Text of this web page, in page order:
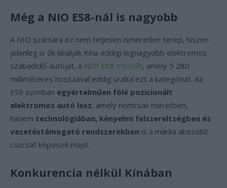
Még a NIO ES8-nál is nagyobb
A NIO számára ez nem teljesen ismeretlen terep, hiszen
jelenleg is ők kínálják Kína eddigi legnagyobb elektromos
szabadidő-autóját, a NIO ES8 modellt, amely 5 280
milliméteres hosszával eddig uralta ezt a kategóriát. Az
ES9 azonban egyértelműen fölé pozicionált
elektromos autó lesz, amely nemcsak méretben,
hanem technológiában, kényelmi felszereltségben és
vezetéstámogató rendszerekben is a márka abszolút
csúcsát képviseli majd.
Konkurencia nélkül Kínában